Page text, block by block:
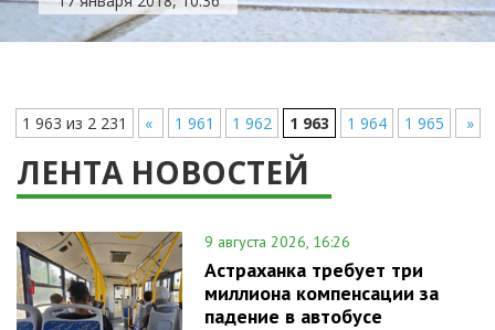
1 963 из 2 231 « 1 961 1 962 1 963 1 964 1 965 »
ЛЕНТА НОВОСТЕЙ
9 августа 2026, 16:26
Астраханка требует три
миллиона компенсации за
падение в автобусе